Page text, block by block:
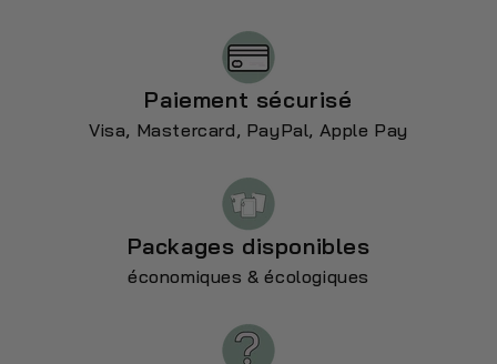
Paiement sécurisé
Visa, Mastercard, PayPal, Apple Pay
Packages disponibles
économiques & écologiques